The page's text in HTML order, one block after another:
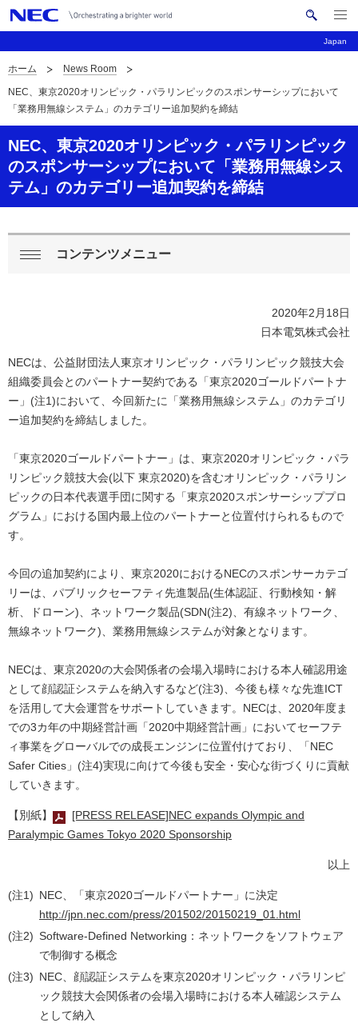
Japan
イ
検
メ
ニ
ュ
く
ナ
ビ
ゲ
ー
シ
ョ
サ
イ
内
の
在
ホーム News Room
NEC、東京2020オリンピック・パラリンピックのスポンサーシップにおいて
「業務用無線システム」のカテゴリー追加契約を締結
NEC、東京2020オリンピック・パラリンピック
のスポンサーシップにおいて「業務用無線シス
テム」のカテゴリー追加契約を締結
ロ
ナ
ビ
ー
シ
ョ
コンテンツメニュー
2020年2月18日
日本電気株式会社
NECは、公益財団法人東京オリンピック・パラリンピック競技大会
組織委員会とのパートナー契約である「東京2020ゴールドパートナ
ー」(注1)において、今回新たに「業務用無線システム」のカテゴリ
ー追加契約を締結しました。
「東京2020ゴールドパートナー」は、東京2020オリンピック・パラ
リンピック競技大会(以下 東京2020)を含むオリンピック・パラリン
ピックの日本代表選手団に関する「東京2020スポンサーシッププロ
グラム」における国内最上位のパートナーと位置付けられるもので
す。
今回の追加契約により、東京2020におけるNECのスポンサーカテゴ
リーは、パブリックセーフティ先進製品(生体認証、行動検知・解
析、ドローン)、ネットワーク製品(SDN(注2)、有線ネットワーク、
無線ネットワーク)、業務用無線システムが対象となります。
NECは、東京2020の大会関係者の会場入場時における本人確認用途
として顔認証システムを納入するなど(注3)、今後も様々な先進ICT
を活用して大会運営をサポートしていきます。NECは、2020年度ま
での3カ年の中期経営計画「2020中期経営計画」においてセーフテ
ィ事業をグローバルでの成長エンジンに位置付けており、「NEC
Safer Cities」(注4)実現に向けて今後も安全・安心な街づくりに貢献
していきます。
【別紙】
[PRESS RELEASE]NEC expands Olympic and
Paralympic Games Tokyo 2020 Sponsorship
以上
(注1) NEC、「東京2020ゴールドパートナー」に決定
http://jpn.nec.com/press/201502/20150219_01.html
(注2) Software-Defined Networking：ネットワークをソフトウェア
で制御する概念
(注3) NEC、顔認証システムを東京2020オリンピック・パラリンピ
ック競技大会関係者の会場入場時における本人確認システム
として納入